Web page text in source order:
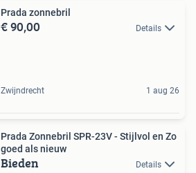
Prada zonnebril
€ 90,00 Details
Zwijndrecht 1 aug 26
Prada Zonnebril SPR-23V - Stijlvol en Zo
goed als nieuw
Bieden Details